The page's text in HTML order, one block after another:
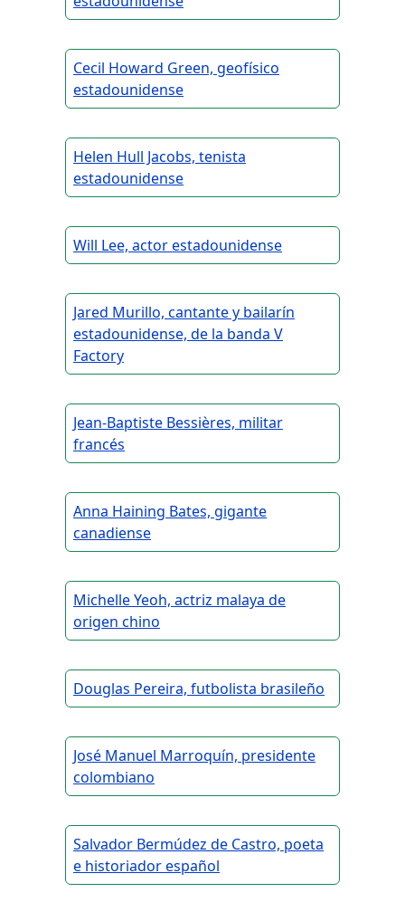
Cecil Howard Green, geofísico
estadounidense
Helen Hull Jacobs, tenista
estadounidense
Will Lee, actor estadounidense
Jared Murillo, cantante y bailarín
estadounidense, de la banda V
Factory
Jean-Baptiste Bessières, militar
francés
Anna Haining Bates, gigante
canadiense
Michelle Yeoh, actriz malaya de
origen chino
Douglas Pereira, futbolista brasileño
José Manuel Marroquín, presidente
colombiano
Salvador Bermúdez de Castro, poeta
e historiador español